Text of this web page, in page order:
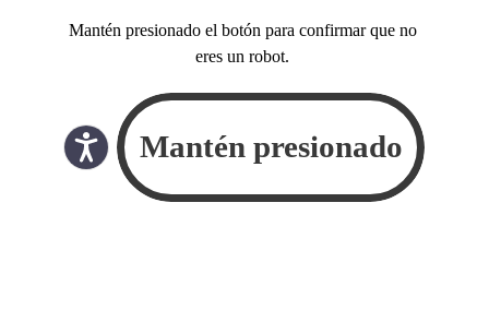
Mantén presionado el botón para confirmar que no
eres un robot.